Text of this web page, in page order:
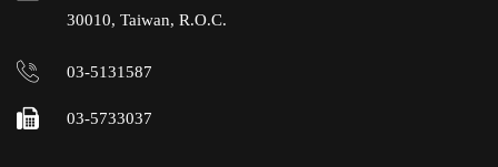
30010, Taiwan, R.O.C.
03-5131587
03-5733037